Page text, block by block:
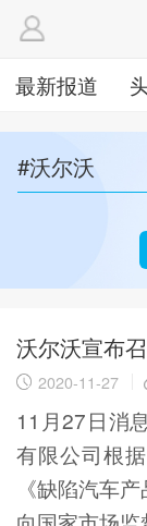
最新报道
#沃尔沃
沃尔沃宣布
2020-11-27
11月27日消
有限公司根
《缺陷汽车